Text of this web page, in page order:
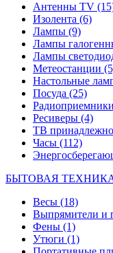
Антенны TV
Изолента (6)
Лампы (9)
Лампы
Лампы
Метеостанции
Настольные
Посуда (25)
Радиоприемники
Ресиверы (4)
ТВ
Часы (112)
БЫТОВАЯ
Весы (18)
Выпрямители и
Фены (1)
Утюги (1)